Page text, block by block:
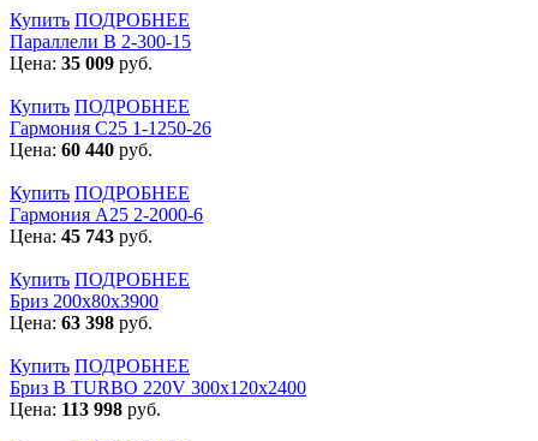
Купить ПОДРОБНЕЕ
Параллели В 2-300-15
Цена: 35 009 руб.
Купить ПОДРОБНЕЕ
Гармония С25 1-1250-26
Цена: 60 440 руб.
Купить ПОДРОБНЕЕ
Гармония А25 2-2000-6
Цена: 45 743 руб.
Купить ПОДРОБНЕЕ
Бриз 200х80х3900
Цена: 63 398 руб.
Купить ПОДРОБНЕЕ
Бриз В TURBO 220V 300х120х2400
Цена: 113 998 руб.